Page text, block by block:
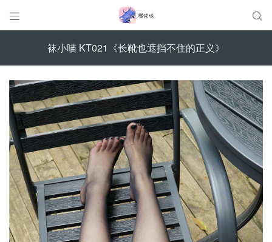
 
袜小喵 KT021《长靴也遮挡不住的正义》